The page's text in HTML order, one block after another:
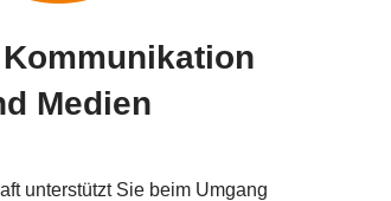
Medien
unterstützt Sie beim Umgang